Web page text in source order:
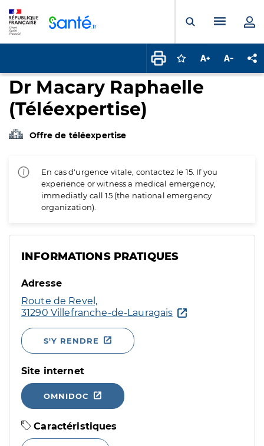
Ouvrir laMenu
Connectez-vous
Augmenter la
Dr Macary Raphaelle
(Téléexpertise)
Offre de téléexpertise
En cas d'urgence vitale, contactez le 15. If you
experience or witness a medical emergency,
immediatly call 15 (the national emergency
organization).
INFORMATIONS PRATIQUES
Adresse
Route de Revel,
31290 Villefranche-de-Lauragais
S'Y RENDRE
Site internet
OMNIDOC
Caractéristiques